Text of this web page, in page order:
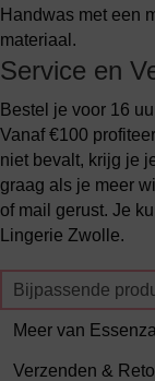
Handwas met een
materiaal.
Service en
Bestel je voor 16
Vanaf €100
niet bevalt, krijg je
graag als je meer
of mail gerust. Je
Lingerie Zwolle.
Bijpassende
Meer van
Verzenden &